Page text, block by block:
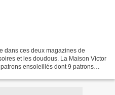
dans ces deux magazines de
et les doudous. La Maison Victor
ensoleillés dont 9 patrons